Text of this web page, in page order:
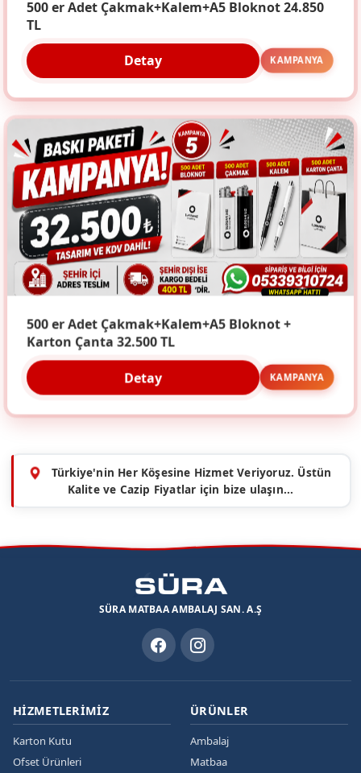
500 er Adet Çakmak+Kalem+A5 Bloknot 24.850
TL
Detay KAMPANYA
500 er Adet Çakmak+Kalem+A5 Bloknot +
Karton Çanta 32.500 TL
Detay KAMPANYA
Türkiye'nin Her Köşesine Hizmet Veriyoruz. Üstün
Kalite ve Cazip Fiyatlar için bize ulaşın...
SÜRA MATBAA AMBALAJ SAN. A.Ş
HIZMETLERIMIZ
Karton Kutu
Ofset Ürünleri
ÜRÜNLER
Ambalaj
Matbaa